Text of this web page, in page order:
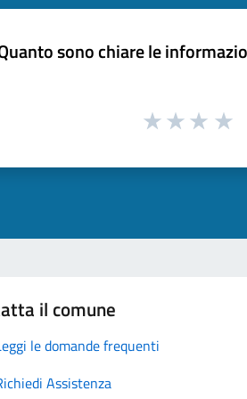
sono chiare le
il comune
le domande frequenti
Assistenza